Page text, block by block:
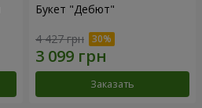
Букет "Дебют"
4 427 грн
Заказать